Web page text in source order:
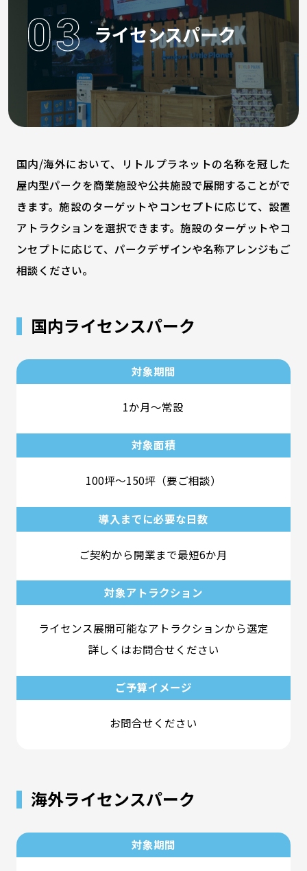
ライセンスパーク
国内/海外において、リトルプラネットの名称を冠した
屋内型パークを商業施設や公共施設で展開することがで
きます。施設のターゲットやコンセプトに応じて、設置
アトラクションを選択できます。施設のターゲットやコ
ンセプトに応じて、パークデザインや名称アレンジもご
相談ください。
国内ライセンスパーク
対象期間
1か月～常設
対象面積
100坪～150坪（要ご相談）
導入までに必要な日数
ご契約から開業まで最短6か月
対象アトラクション
ライセンス展開可能なアトラクションから選定
詳しくはお問合せください
ご予算イメージ
お問合せください
海外ライセンスパーク
対象期間